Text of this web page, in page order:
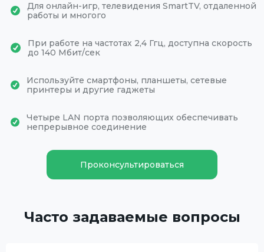
Для онлайн-игр, телевидения SmartTV, отдаленной
работы и многого
При работе на частотах 2,4 Ггц, доступна скорость
до 140 Мбит/сек
Используйте смартфоны, планшеты, сетевые
принтеры и другие гаджеты
Четыре LAN порта позволяющих обеспечивать
непрерывное соединение
Проконсультироваться
Часто задаваемые вопросы